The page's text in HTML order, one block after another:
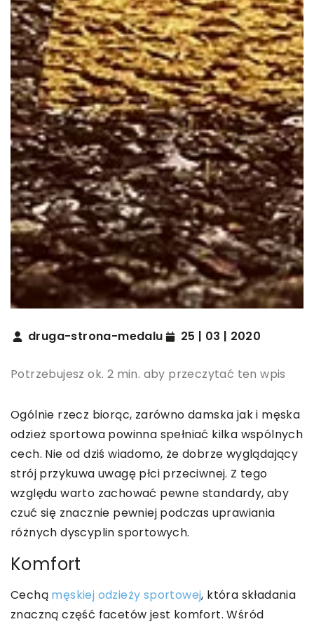
druga-strona-medalu 25 | 03 | 2020
Potrzebujesz ok. 2 min. aby przeczytać ten wpis
Ogólnie rzecz biorąc, zarówno damska jak i męska
odzież sportowa powinna spełniać kilka wspólnych
cech. Nie od dziś wiadomo, że dobrze wyglądający
strój przykuwa uwagę płci przeciwnej. Z tego
względu warto zachować pewne standardy, aby
czuć się znacznie pewniej podczas uprawiania
różnych dyscyplin sportowych.
Komfort
Cechą męskiej odzieży sportowej, która składania
znaczną część facetów jest komfort. Wśród